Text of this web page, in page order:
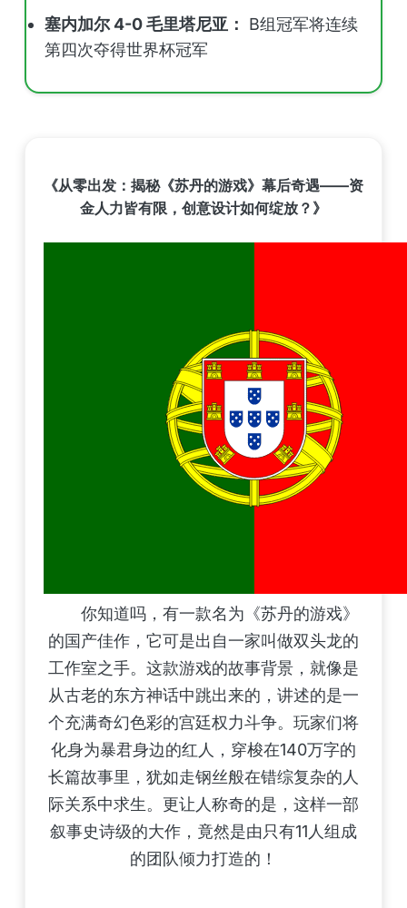
塞内加尔 4-0 毛里塔尼亚：
B组冠军将连续
第四次夺得世界杯冠军
《从零出发：揭秘《苏丹的游戏》幕后奇遇——资
金人力皆有限，创意设计如何绽放？》
你知道吗，有一款名为《苏丹的游戏》
的国产佳作，它可是出自一家叫做双头龙的
工作室之手。这款游戏的故事背景，就像是
从古老的东方神话中跳出来的，讲述的是一
个充满奇幻色彩的宫廷权力斗争。玩家们将
化身为暴君身边的红人，穿梭在140万字的
长篇故事里，犹如走钢丝般在错综复杂的人
际关系中求生。更让人称奇的是，这样一部
叙事史诗级的大作，竟然是由只有11人组成
的团队倾力打造的！